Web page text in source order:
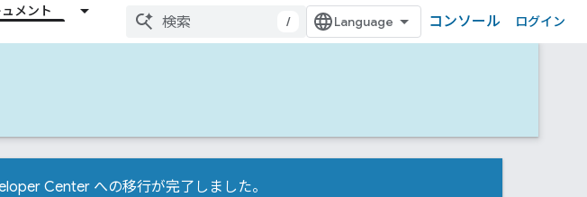
ュメント
/ コンソール ログイン
Center への移行が完了しました。